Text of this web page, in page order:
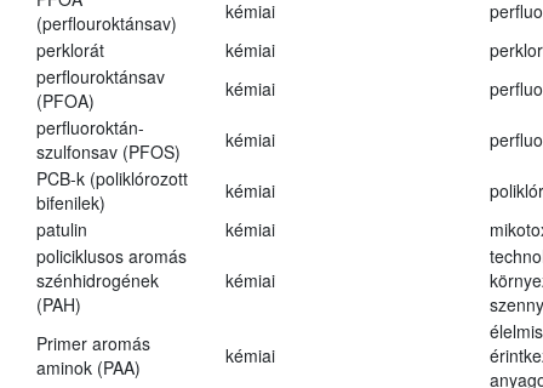
(perflouroktánsav)
kémiai
perklorát
kémiai
perflouroktánsav
(PFOA)
kémiai
perfluoroktán-
szulfonsav (PFOS)
kémiai
PCB-k (poliklórozott
bifenilek)
kémiai
patulin
kémiai
policiklusos aromás
szénhidrogének
(PAH)
kémiai
Primer aromás
aminok (PAA)
kémiai